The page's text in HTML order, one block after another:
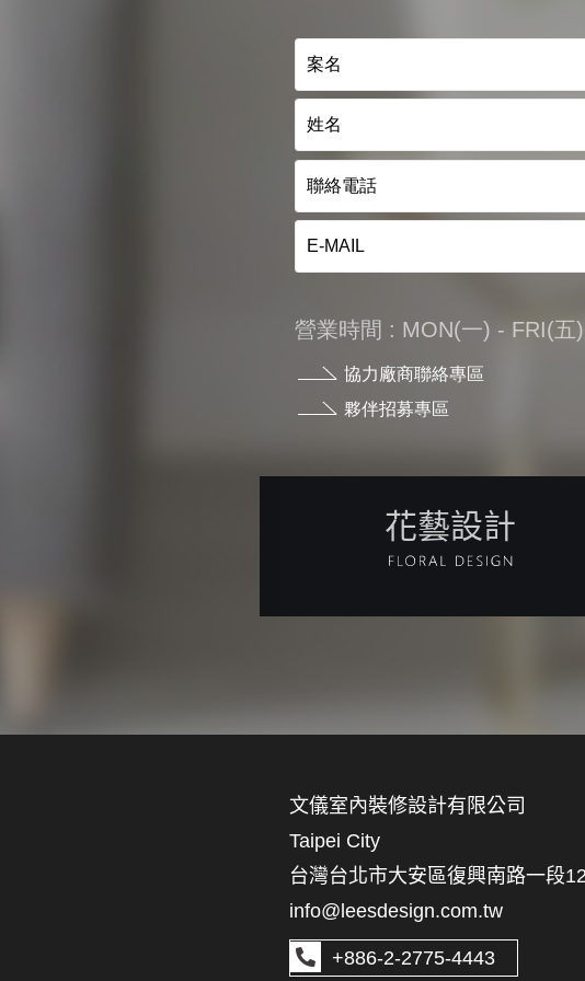
營業時間 : MON(一) - FRI(五
協力廠商聯絡專區
夥伴招募專區
花藝設計
文儀室內裝修設計有限公司
Taipei City
台灣台北市大安區復興南路一段
info@leesdesign.com.tw
+886-2-2775-4443